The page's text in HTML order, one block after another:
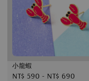
小龍蝦
Regular
NT$ 590 - NT$ 690